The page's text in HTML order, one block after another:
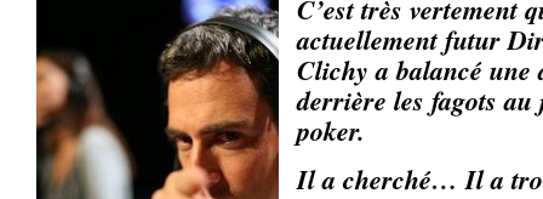
C’est très vertement
actuellement futur
Clichy a balancé une
derrière les fagots
poker.
Il a cherché… Il a